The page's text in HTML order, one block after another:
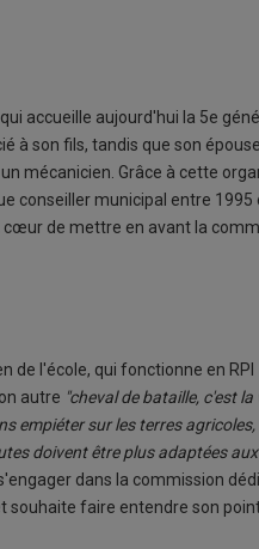
accueille aujourd'hui la 5e
à son fils, tandis que son
mécanicien. Grâce à cette
conseiller municipal entre 1995
cœur de mettre en avant la
de l'école, qui fonctionne en RPI
autre "cheval de bataille, c'est la
empiéter sur les terres agricoles,
doivent être plus adaptées
dans la commission
souhaite faire entendre son